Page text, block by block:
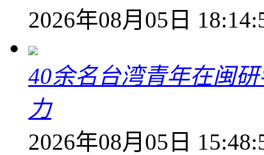
2026年08月05日
40余名台湾青年在闽
力
2026年08月05日